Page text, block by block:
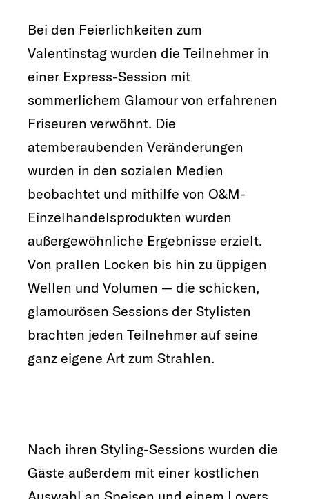
Bei den Feierlichkeiten zum
Valentinstag wurden die Teilnehmer in
einer Express-Session mit
sommerlichem Glamour von erfahrenen
Friseuren verwöhnt. Die
atemberaubenden Veränderungen
wurden in den sozialen Medien
beobachtet und mithilfe von O&M-
Einzelhandelsprodukten wurden
außergewöhnliche Ergebnisse erzielt.
Von prallen Locken bis hin zu üppigen
Wellen und Volumen — die schicken,
glamourösen Sessions der Stylisten
brachten jeden Teilnehmer auf seine
ganz eigene Art zum Strahlen.
Nach ihren Styling-Sessions wurden die
Gäste außerdem mit einer köstlichen